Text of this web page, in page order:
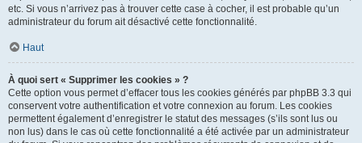
etc. Si vous n’arrivez pas à trouver cette case à cocher, il est probable qu’un
administrateur du forum ait désactivé cette fonctionnalité.
Haut
À quoi sert « Supprimer les cookies » ?
Cette option vous permet d’effacer tous les cookies générés par phpBB 3.3 qui
conservent votre authentification et votre connexion au forum. Les cookies
permettent également d’enregistrer le statut des messages (s’ils sont lus ou
non lus) dans le cas où cette fonctionnalité a été activée par un administrateur